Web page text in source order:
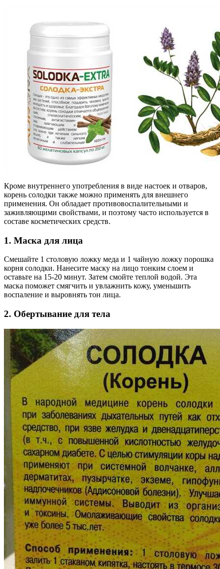
Кроме внутреннего употребления в виде настоек и отваров,
корень солодки также можно применять для внешнего
применения. Он обладает противовоспалительными и
заживляющими свойствами, и поэтому часто используется в
составе косметических средств.
1. Маска для лица
Смешайте 1 столовую ложку меда и 1 чайную ложку порошка
корня солодки. Нанесите маску на лицо тонким слоем и
оставьте на 15-20 минут. Затем смойте теплой водой. Эта
маска поможет смягчить и увлажнить кожу, уменьшить
воспаление и выровнять тон лица.
2. Обертывание для тела